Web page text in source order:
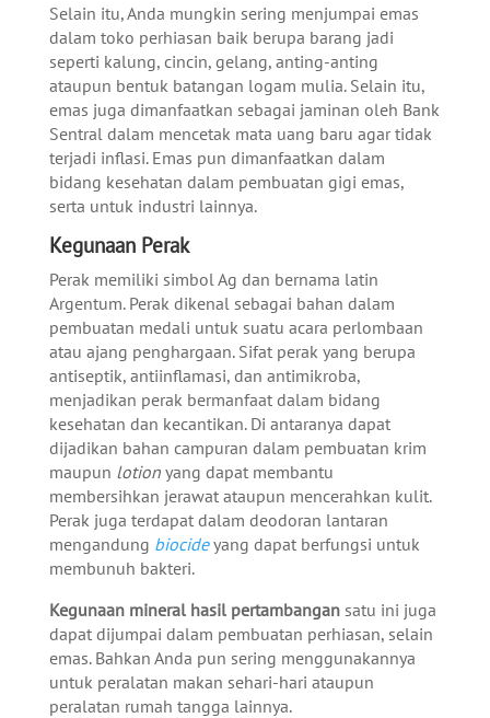
Selain itu, Anda mungkin sering menjumpai emas
dalam toko perhiasan baik berupa barang jadi
seperti kalung, cincin, gelang, anting-anting
ataupun bentuk batangan logam mulia. Selain itu,
emas juga dimanfaatkan sebagai jaminan oleh Bank
Sentral dalam mencetak mata uang baru agar tidak
terjadi inflasi. Emas pun dimanfaatkan dalam
bidang kesehatan dalam pembuatan gigi emas,
serta untuk industri lainnya.
Kegunaan Perak
Perak memiliki simbol Ag dan bernama latin
Argentum. Perak dikenal sebagai bahan dalam
pembuatan medali untuk suatu acara perlombaan
atau ajang penghargaan. Sifat perak yang berupa
antiseptik, antiinflamasi, dan antimikroba,
menjadikan perak bermanfaat dalam bidang
kesehatan dan kecantikan. Di antaranya dapat
dijadikan bahan campuran dalam pembuatan krim
maupun lotionyang dapat membantu
membersihkan jerawat ataupun mencerahkan kulit.
Perak juga terdapat dalam deodoran lantaran
mengandung biocide yang dapat berfungsi untuk
membunuh bakteri.
Kegunaan mineral hasil pertambangansatu ini juga
dapat dijumpai dalam pembuatan perhiasan, selain
emas. Bahkan Anda pun sering menggunakannya
untuk peralatan makan sehari-hari ataupun
peralatan rumah tangga lainnya.